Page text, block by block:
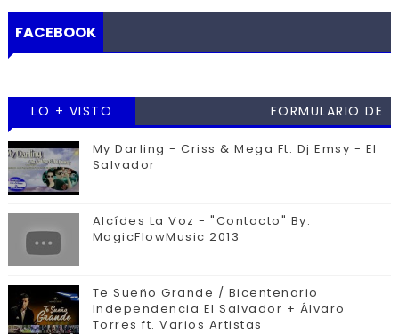
FACEBOOK
LO + VISTO
FORMULARIO DE
My Darling - Criss & Mega Ft. Dj Emsy - El
Salvador
Alcídes La Voz - "Contacto" By:
MagicFlowMusic 2013
Te Sueño Grande / Bicentenario
Independencia El Salvador + Álvaro
Torres ft. Varios Artistas